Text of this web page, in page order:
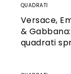
QUADRATI
Versace,
&
quadrati